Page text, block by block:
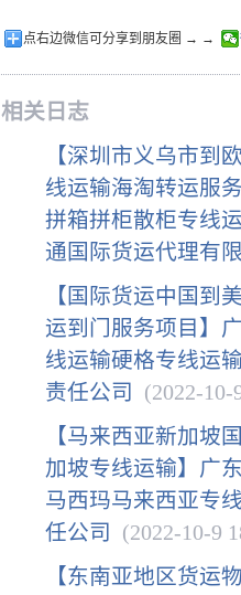
点右边微信可分享到朋友圈 → →
相关日志
【深圳市义乌市到
线运输海淘转运服
拼箱拼柜散柜专线
通国际货运代理有
【国际货运中国到
运到门服务项目】
线运输硬格专线运
责任公司
(2022-10-
【马来西亚新加坡
加坡专线运输】广
马西玛马来西亚专
任公司
(2022-10-9
【东南亚地区货运